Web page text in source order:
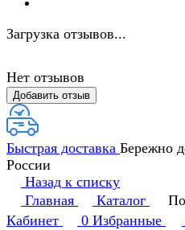
Загрузка отзывов...
Нет отзывов
Добавить отзыв
Быстрая доставка Бережно
России
Назад к списку
Главная
Каталог
Кабинет
0 Избранные